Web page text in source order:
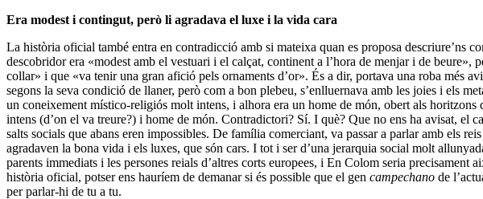
Era modest i contingut, però li agradava el luxe i la vida cara
La història oficial també entra en contradicció amb si mateixa quan es proposa
descobridor era «modest amb el vestuari i el calçat, continent a l’hora de menjar i de
collar» i que «va tenir una gran afició pels ornaments d’or». És a dir, portava una roba més
segons la seva condició de llaner, però com a bon plebeu, s’enlluernava amb les joies i els
un coneixement místico-religiós molt intens, i alhora era un home de món, obert als
intens (d’on el va treure?) i home de món. Contradictori? Sí. I què? Que no ens ha avisat, el
salts socials que abans eren impossibles. De família comerciant, va passar a parlar amb els
agradaven la bona vida i els luxes, que són cars. I tot i ser d’una jerarquia social molt
parents immediats i les persones reials d’altres corts europees, i En Colom seria
història oficial, potser ens hauríem de demanar si és possible que el gen campechano de
per parlar-hi de tu a tu.